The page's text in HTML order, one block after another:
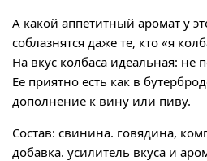
А какой аппетитный аромат у
соблазнятся даже те, кто «я
На вкус колбаса идеальная: не
Ее приятно есть как в
дополнение к вину или пиву.
Состав: свинина. говядина,
добавка. усилитель вкуса и